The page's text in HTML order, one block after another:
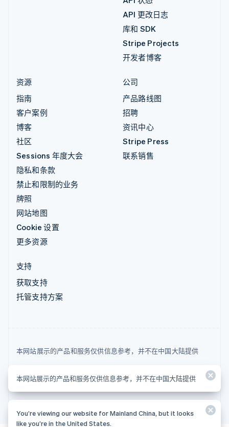
API 更改日志
库和 SDK
Stripe Projects
开发者博客
资源
指南
客户案例
博客
社区
Sessions 年度大会
隐私和条款
禁止和限制的业务
牌照
网站地图
Cookie 设置
更多资源
公司
产品路线图
招聘
资讯中心
Stripe Press
联系销售
支持
获取支持
托管支持方案
本网站展示的产品和服务仅供信息参考，并不在中国大陆提供
© 2026 Stripe, LLC
本网站展示的产品和服务仅供信息参考，并不在中国大陆提供
You’re viewing our website for Mainland China, but it looks
like you’re in the United States.